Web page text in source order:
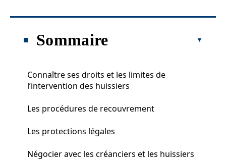
Sommaire
Connaître ses droits et les limites de
l’intervention des huissiers
Les procédures de recouvrement
Les protections légales
Négocier avec les créanciers et les huissiers